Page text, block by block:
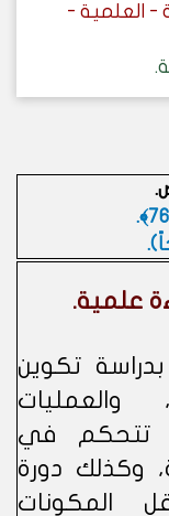
- العلمية -
.
علمية.
تكوين
والعمليات
تتحكم في
وكذلك دورة
المكونات